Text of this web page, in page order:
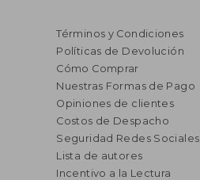
Términos y Condiciones
Políticas de Devolución
Cómo Comprar
Nuestras Formas de Pago
Opiniones de clientes
Costos de Despacho
Seguridad Redes Sociales
Lista de autores
Incentivo a la Lectura